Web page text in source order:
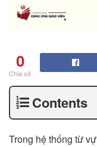
0
Chia sẻ
Contents
Trong hệ thống từ